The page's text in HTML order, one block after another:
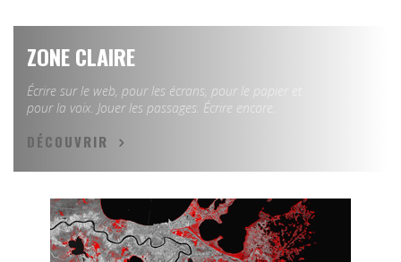
ZONE CLAIRE
Écrire sur le web, pour les écrans, pour le papier et
pour la voix. Jouer les passages. Écrire encore.
DÉCOUVRIR